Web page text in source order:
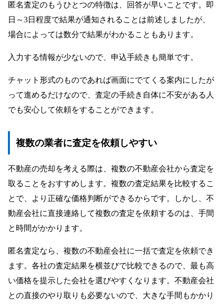
匿名査定のもうひとつの特徴は、回答が早いことです。即
日～3日程度で結果が通知されることは前述しましたが、
場合によっては数分で結果がわかることもあります。
入力する情報が少ないので、申込手続きも簡単です。
チャット形式のものであれば画面にでてくる案内にしたが
って進めるだけなので、査定の手続き自体に不安がある人
でも安心して依頼をすることができます。
複数の業者に査定を依頼しやすい
不動産の売却を考える際は、複数の不動産会社から査定を
取ることをおすすめします。複数の査定結果を比較するこ
とで、より正確な価格判断ができるからです。しかし、不
動産会社に直接連絡して複数の査定を依頼するのは、手間
と時間がかかります。
匿名査定なら、複数の不動産会社に一括で査定を依頼でき
ます。各社の査定結果を横並びで比較できるので、最も高
い価格を提示した会社を選びやすくなります。不動産会社
との直接のやり取りも必要ないので、大きな手間もかかり